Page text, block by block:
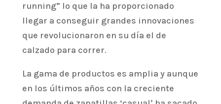
running” lo que la ha proporcionado
llegar a conseguir grandes innovaciones
que revolucionaron en su día el de
calzado para correr.
La gama de productos es amplia y aunque
en los últimos años con la creciente